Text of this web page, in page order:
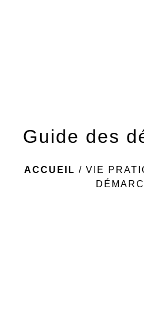
Guide des
ACCUEIL / VIE